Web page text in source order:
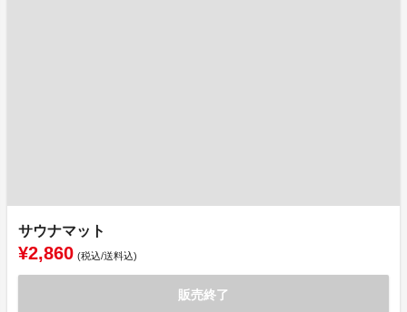
サウナマット
¥2,860 (税込/送料込)
販売終了